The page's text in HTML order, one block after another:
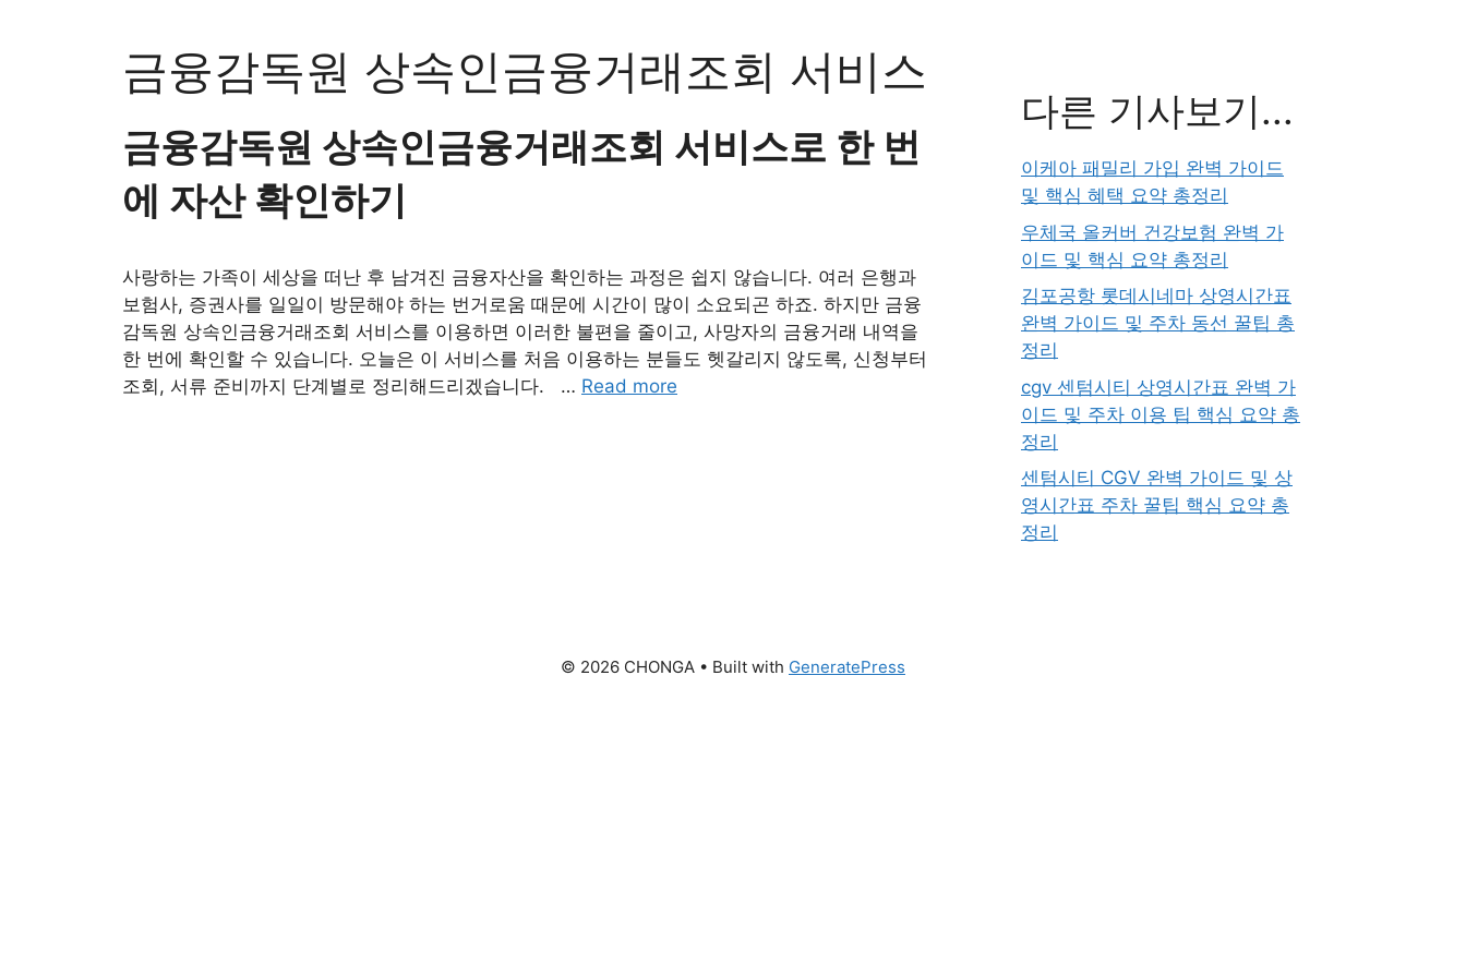
금융감독원 상속인금융거래조회 서비스
금융감독원 상속인금융거래조회 서비스로 한 번
에 자산 확인하기
사랑하는 가족이 세상을 떠난 후 남겨진 금융자산을 확인하는 과정은 쉽지 않습니다. 여러 은행과
보험사, 증권사를 일일이 방문해야 하는 번거로움 때문에 시간이 많이 소요되곤 하죠. 하지만 금융
감독원 상속인금융거래조회 서비스를 이용하면 이러한 불편을 줄이고, 사망자의 금융거래 내역을
한 번에 확인할 수 있습니다. 오늘은 이 서비스를 처음 이용하는 분들도 헷갈리지 않도록, 신청부터
조회, 서류 준비까지 단계별로 정리해드리겠습니다. … Read more
다른 기사보기...
이케아 패밀리 가입 완벽 가이드
및 핵심 혜택 요약 총정리
우체국 올커버 건강보험 완벽 가
이드 및 핵심 요약 총정리
김포공항 롯데시네마 상영시간표
완벽 가이드 및 주차 동선 꿀팁 총
정리
cgv 센텀시티 상영시간표 완벽 가
이드 및 주차 이용 팁 핵심 요약 총
정리
센텀시티 CGV 완벽 가이드 및 상
영시간표 주차 꿀팁 핵심 요약 총
정리
© 2026 CHONGA • Built with GeneratePress